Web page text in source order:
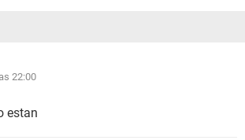
22:00
estan